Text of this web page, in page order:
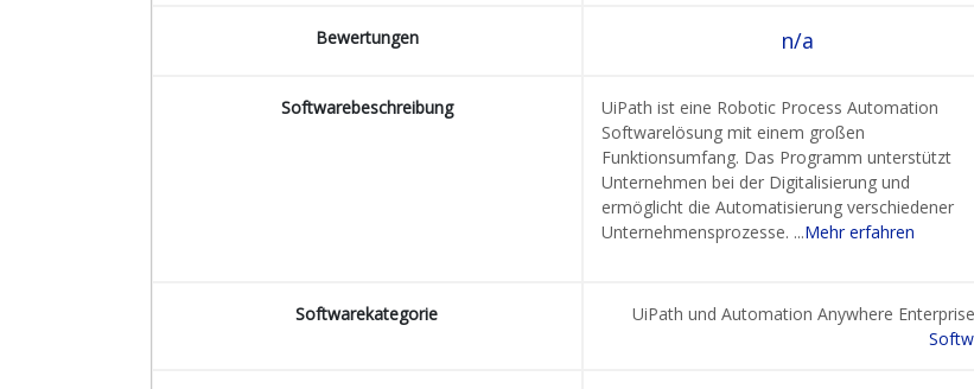
Bewertungen n/a
Softwarebeschreibung
UiPath ist eine Robotic Process Automation
Softwarelösung mit einem großen
Funktionsumfang. Das Programm unterstützt
Unternehmen bei der Digitalisierung und
ermöglicht die Automatisierung verschiedener
Unternehmensprozesse. ...Mehr erfahren
Softwarekategorie UiPath und Automation Anywhere